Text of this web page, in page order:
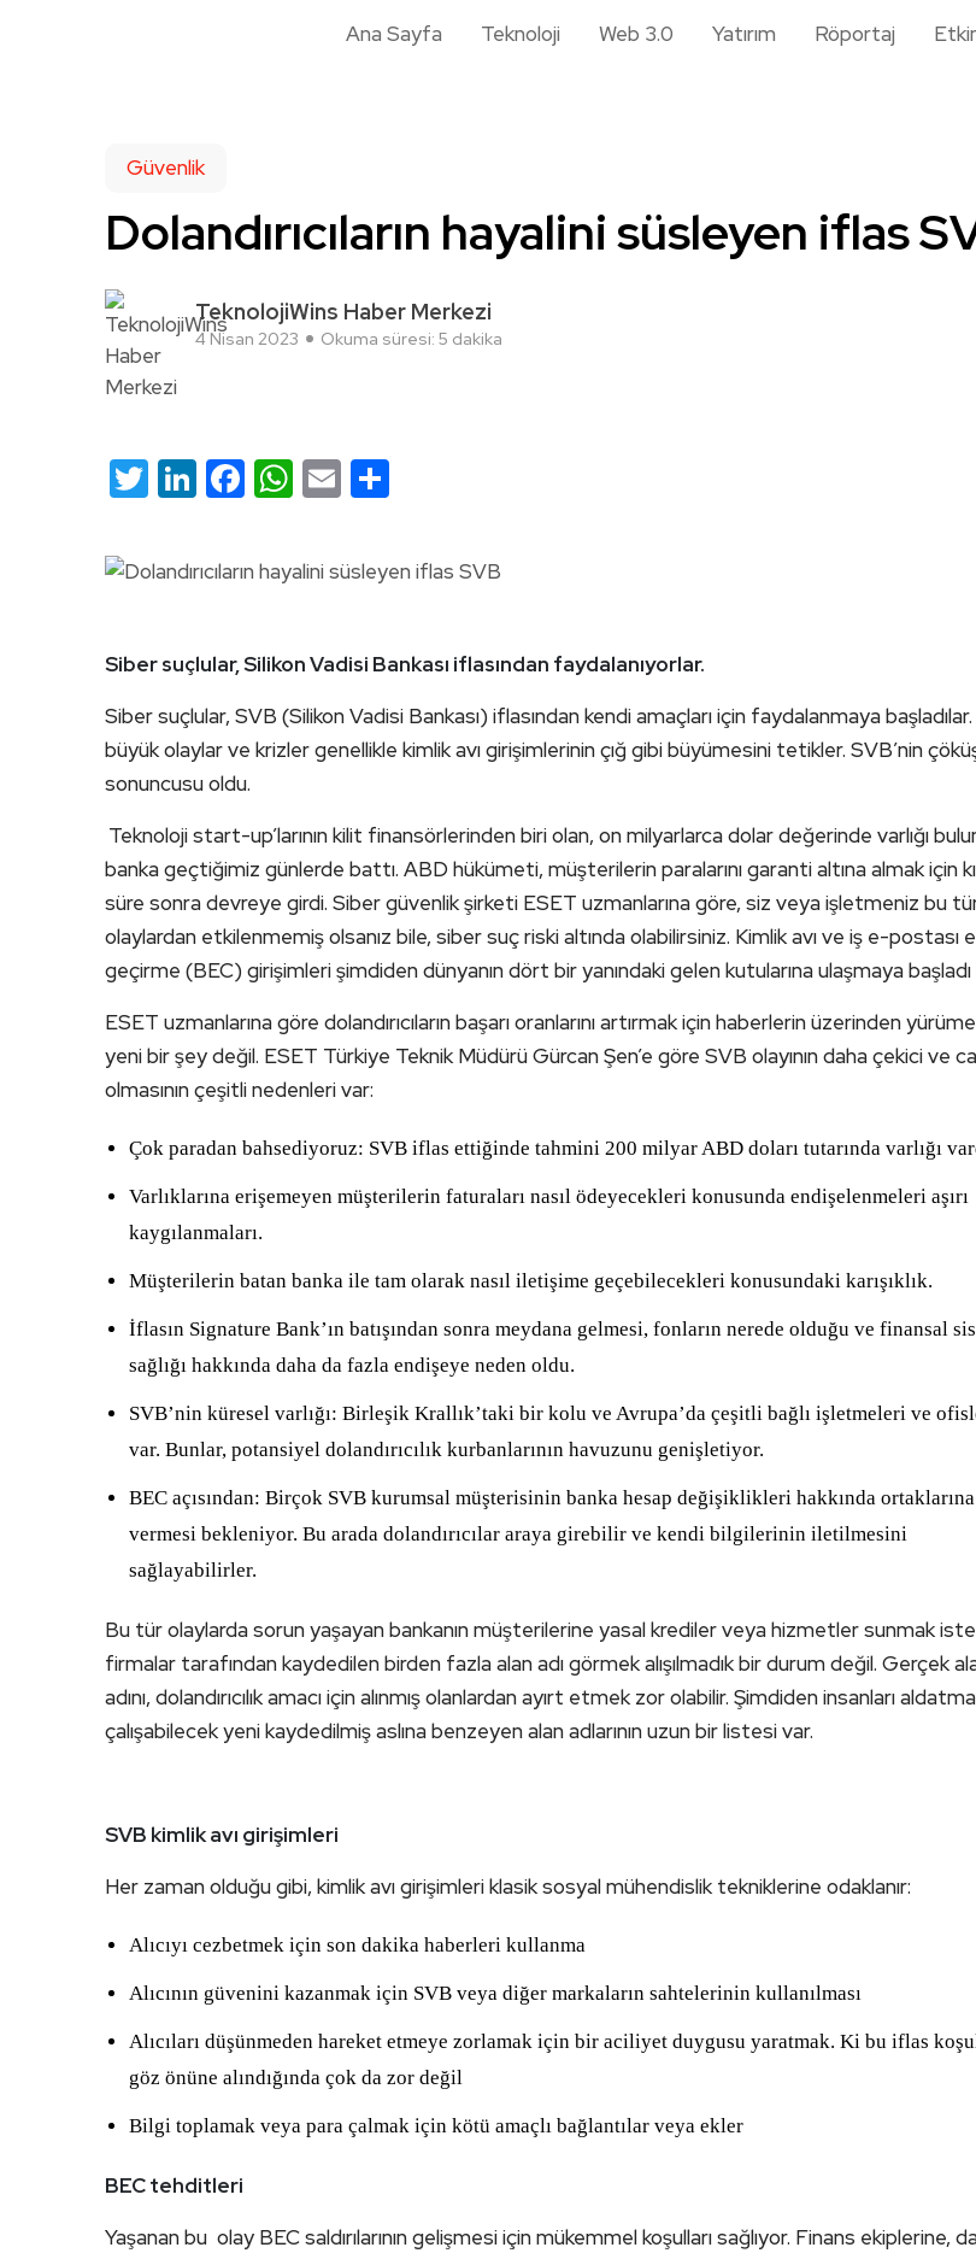
Ana Sayfa Teknoloji Web 3.0 Yatırım Röportaj
Güvenlik
Dolandırıcıların hayalini süsleyen iflas
TeknolojiWins Haber Merkezi
4 Nisan 2023 Okuma süresi: 5 dakika
Twitter
LinkedIn
Facebook
WhatsApp
Email
Siber suçlular, Silikon Vadisi Bankası iflasından faydalanıyorlar.
Siber suçlular, SVB (Silikon Vadisi Bankası) iflasından kendi amaçları için faydalanmaya
büyük olaylar ve krizler genellikle kimlik avı girişimlerinin çığ gibi büyümesini tetikler. SVB’nin
sonuncusu oldu.
Teknoloji start-up’larının kilit finansörlerinden biri olan, on milyarlarca dolar değerinde varlığı
banka geçtiğimiz günlerde battı. ABD hükümeti, müşterilerin paralarını garanti altına almak için
süre sonra devreye girdi. Siber güvenlik şirketi ESET uzmanlarına göre, siz veya işletmeniz bu
olaylardan etkilenmemiş olsanız bile, siber suç riski altında olabilirsiniz. Kimlik avı ve iş e-postası
geçirme (BEC) girişimleri şimdiden dünyanın dört bir yanındaki gelen kutularına ulaşmaya başladı
ESET uzmanlarına göre dolandırıcıların başarı oranlarını artırmak için haberlerin üzerinden
yeni bir şey değil. ESET Türkiye Teknik Müdürü Gürcan Şen’e göre SVB olayının daha çekici ve
olmasının çeşitli nedenleri var:
Çok paradan bahsediyoruz: SVB iflas ettiğinde tahmini 200 milyar ABD doları tutarında varlığı
Varlıklarına erişemeyen müşterilerin faturaları nasıl ödeyecekleri konusunda endişelenmeleri aşırı
kaygılanmaları.
Müşterilerin batan banka ile tam olarak nasıl iletişime geçebilecekleri konusundaki karışıklık.
İflasın Signature Bank’ın batışından sonra meydana gelmesi, fonların nerede olduğu ve finansal
sağlığı hakkında daha da fazla endişeye neden oldu.
SVB’nin küresel varlığı: Birleşik Krallık’taki bir kolu ve Avrupa’da çeşitli bağlı işletmeleri ve
var. Bunlar, potansiyel dolandırıcılık kurbanlarının havuzunu genişletiyor.
BEC açısından: Birçok SVB kurumsal müşterisinin banka hesap değişiklikleri hakkında
vermesi bekleniyor. Bu arada dolandırıcılar araya girebilir ve kendi bilgilerinin iletilmesini
sağlayabilirler.
Bu tür olaylarda sorun yaşayan bankanın müşterilerine yasal krediler veya hizmetler sunmak
firmalar tarafından kaydedilen birden fazla alan adı görmek alışılmadık bir durum değil. Gerçek
adını, dolandırıcılık amacı için alınmış olanlardan ayırt etmek zor olabilir. Şimdiden insanları
çalışabilecek yeni kaydedilmiş aslına benzeyen alan adlarının uzun bir listesi var.
SVB kimlik avı girişimleri
Her zaman olduğu gibi, kimlik avı girişimleri klasik sosyal mühendislik tekniklerine odaklanır:
Alıcıyı cezbetmek için son dakika haberleri kullanma
Alıcının güvenini kazanmak için SVB veya diğer markaların sahtelerinin kullanılması
Alıcıları düşünmeden hareket etmeye zorlamak için bir aciliyet duygusu yaratmak. Ki bu iflas
göz önüne alındığında çok da zor değil
Bilgi toplamak veya para çalmak için kötü amaçlı bağlantılar veya ekler
BEC tehditleri
Yaşanan bu olay BEC saldırılarının gelişmesi için mükemmel koşulları sağlıyor. Finans ekiplerine,